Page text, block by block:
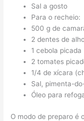
Sal a gosto
Para o recheio:
500 g de
2 dentes de
1 cebola picada
2 tomates
1/4 de xícara
Sal, pimenta-
Óleo para
O modo de preparo é